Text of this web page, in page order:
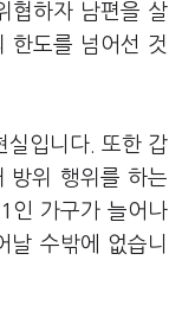
협하자 남편을 살
한도를 넘어선 것
실입니다. 또한 갑
방위 행위를 하는
인 가구가 늘어나
날 수밖에 없습니